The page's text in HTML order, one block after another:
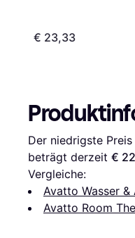
€ 23,33
Der niedrigste
beträgt derzeit €
Vergleiche:
Avatto Wasser &
Avatto Room